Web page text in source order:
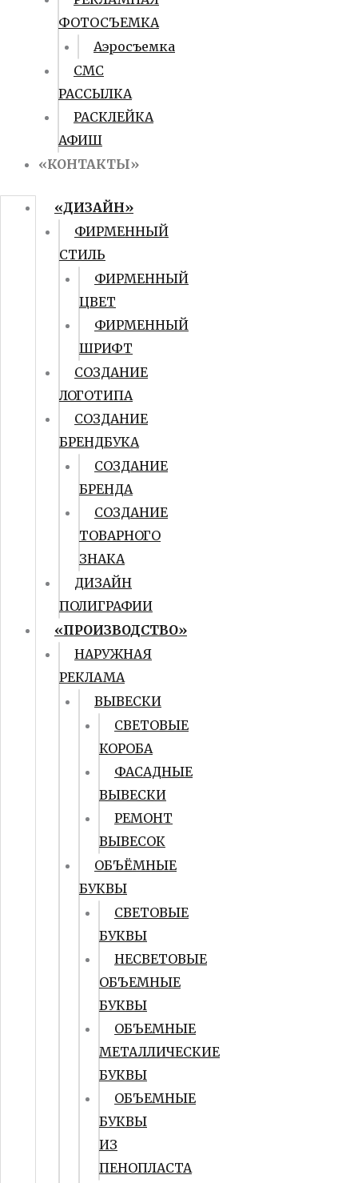
ФОТОСЪЕМКА
Аэросъемка
СМС
РАССЫЛКА
РАСКЛЕЙКА
АФИШ
«КОНТАКТЫ»
«ДИЗАЙН»
ФИРМЕННЫЙ
СТИЛЬ
ФИРМЕННЫЙ
ЦВЕТ
ФИРМЕННЫЙ
ШРИФТ
СОЗДАНИЕ
ЛОГОТИПА
СОЗДАНИЕ
БРЕНДБУКА
СОЗДАНИЕ
БРЕНДА
СОЗДАНИЕ
ТОВАРНОГО
ЗНАКА
ДИЗАЙН
ПОЛИГРАФИИ
«ПРОИЗВОДСТВО»
НАРУЖНАЯ
РЕКЛАМА
ВЫВЕСКИ
СВЕТОВЫЕ
КОРОБА
ФАСАДНЫЕ
ВЫВЕСКИ
РЕМОНТ
ВЫВЕСОК
ОБЪЁМНЫЕ
БУКВЫ
СВЕТОВЫЕ
БУКВЫ
НЕСВЕТОВЫЕ
ОБЪЕМНЫЕ
БУКВЫ
ОБЪЕМНЫЕ
МЕТАЛЛИЧЕСКИЕ
БУКВЫ
ОБЪЕМНЫЕ
БУКВЫ
ИЗ
ПЕНОПЛАСТА